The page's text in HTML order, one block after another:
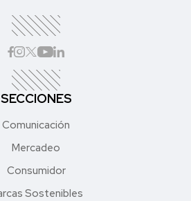
SECCIONES
Comunicación
Mercadeo
Consumidor
Sostenibles